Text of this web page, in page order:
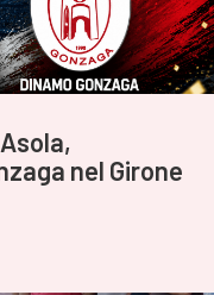
nel Girone